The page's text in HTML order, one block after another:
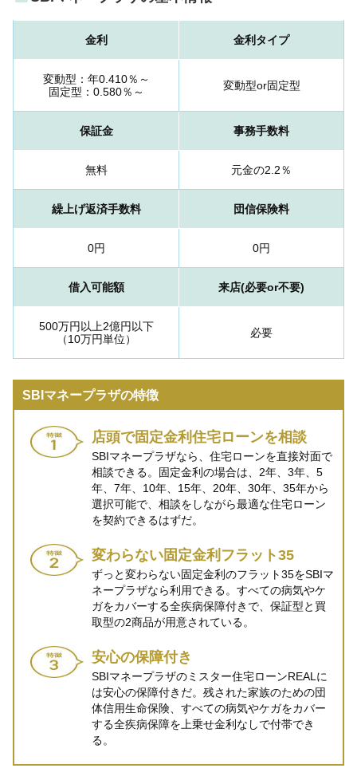
金利 金利タイプ
変動型：年0.410％～
固定型：0.580％～
変動型or固定型
保証金 事務手数料
無料 元金の2.2％
繰上げ返済手数料 団信保険料
0円 0円
借入可能額 来店(必要or不要)
500万円以上2億円以下
（10万円単位）
必要
SBIマネープラザの特徴
店頭で固定金利住宅ローンを相談
SBIマネープラザなら、住宅ローンを直接対面で
相談できる。固定金利の場合は、2年、3年、5
年、7年、10年、15年、20年、30年、35年から
選択可能で、相談をしながら最適な住宅ローン
を契約できるはずだ。
変わらない固定金利フラット35
ずっと変わらない固定金利のフラット35をSBIマ
ネープラザなら利用できる。すべての病気やケ
ガをカバーする全疾病保障付きで、保証型と買
取型の2商品が用意されている。
安心の保障付き
SBIマネープラザのミスター住宅ローンREALに
は安心の保障付きだ。残された家族のための団
体信用生命保険、すべての病気やケガをカバー
する全疾病保障を上乗せ金利なしで付帯でき
る。